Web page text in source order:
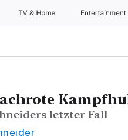
TV & Home Entertainment
letzter Fall